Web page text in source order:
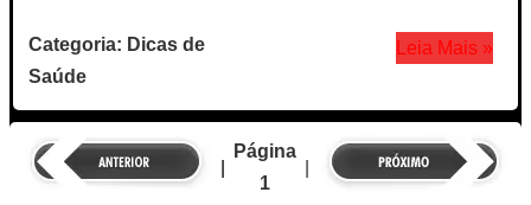
Categoria: Dicas de
Saúde
Leia Mais »
Página
1